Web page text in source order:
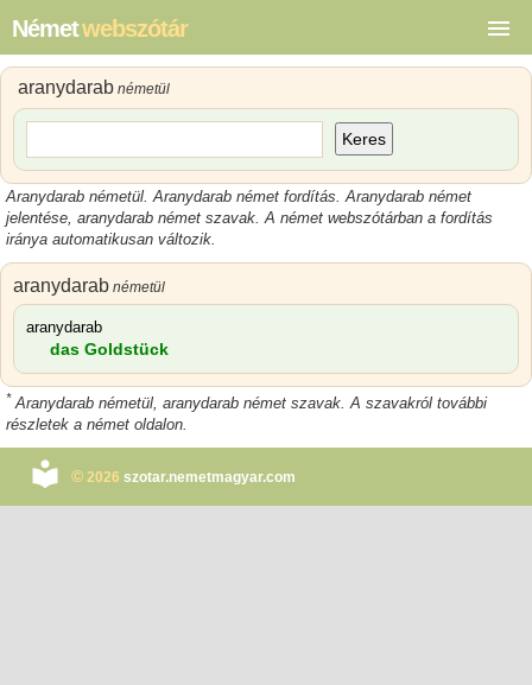
Németwebszótár
aranydarab németül
Keres
Aranydarab németül. Aranydarab német fordítás. Aranydarab német
jelentése, aranydarab német szavak. A német webszótárban a fordítás
iránya automatikusan változik.
aranydarab németül
aranydarab
das Goldstück
* Aranydarab németül, aranydarab német szavak. A szavakról további
részletek a német oldalon.
© 2026 szotar.nemetmagyar.com